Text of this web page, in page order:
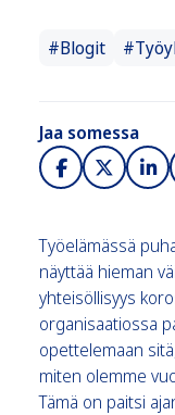
#Blogit
Jaa somessa
Työelämässä
näyttää hieman
yhteisöllisyys
organisaatiossa
opettelemaan
miten olemme
Tämä on paitsi